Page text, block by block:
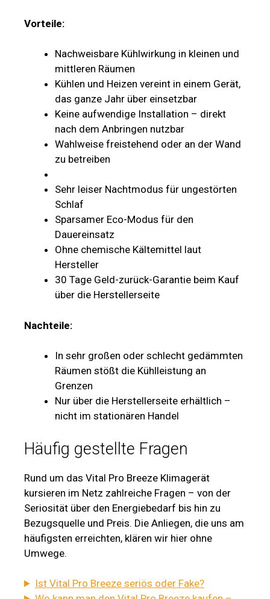
Vorteile:
Nachweisbare Kühlwirkung in kleinen und
mittleren Räumen
Kühlen und Heizen vereint in einem Gerät,
das ganze Jahr über einsetzbar
Keine aufwendige Installation – direkt
nach dem Anbringen nutzbar
Wahlweise freistehend oder an der Wand
zu betreiben
Sehr leiser Nachtmodus für ungestörten
Schlaf
Sparsamer Eco-Modus für den
Dauereinsatz
Ohne chemische Kältemittel laut
Hersteller
30 Tage Geld-zurück-Garantie beim Kauf
über die Herstellerseite
Nachteile:
In sehr großen oder schlecht gedämmten
Räumen stößt die Kühlleistung an
Grenzen
Nur über die Herstellerseite erhältlich –
nicht im stationären Handel
Häufig gestellte Fragen
Rund um das Vital Pro Breeze Klimagerät
kursieren im Netz zahlreiche Fragen – von der
Seriosität über den Energiebedarf bis hin zu
Bezugsquelle und Preis. Die Anliegen, die uns am
häufigsten erreichten, klären wir hier ohne
Umwege.
Ist Vital Pro Breeze seriös oder Fake?